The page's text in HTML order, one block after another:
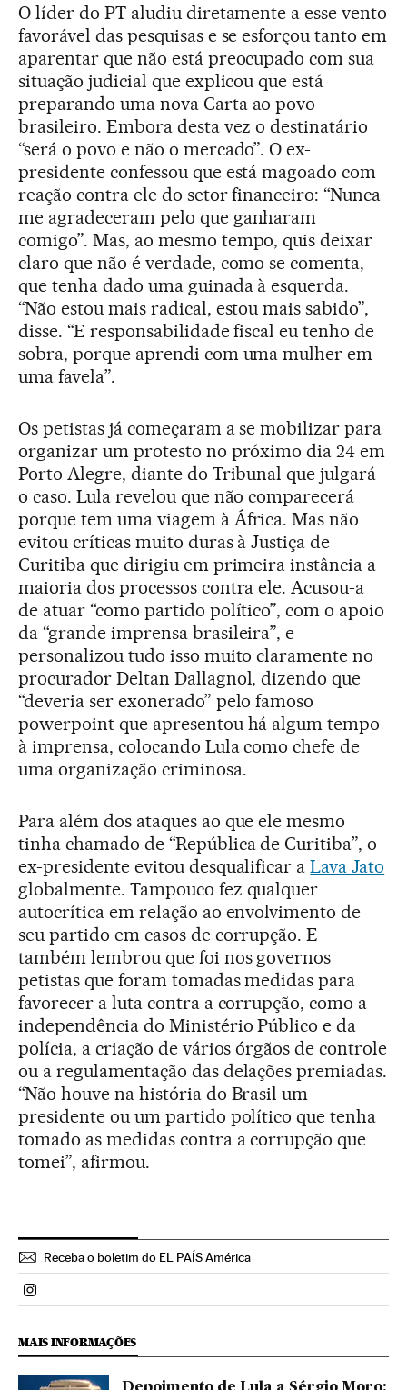
O líder do PT aludiu diretamente a esse vento
favorável das pesquisas e se esforçou tanto em
aparentar que não está preocupado com sua
situação judicial que explicou que está
preparando uma nova Carta ao povo
brasileiro. Embora desta vez o destinatário
“será o povo e não o mercado”. O ex-
presidente confessou que está magoado com
reação contra ele do setor financeiro: “Nunca
me agradeceram pelo que ganharam
comigo”. Mas, ao mesmo tempo, quis deixar
claro que não é verdade, como se comenta,
que tenha dado uma guinada à esquerda.
“Não estou mais radical, estou mais sabido”,
disse. “E responsabilidade fiscal eu tenho de
sobra, porque aprendi com uma mulher em
uma favela”.
Os petistas já começaram a se mobilizar para
organizar um protesto no próximo dia 24 em
Porto Alegre, diante do Tribunal que julgará
o caso. Lula revelou que não comparecerá
porque tem uma viagem à África. Mas não
evitou críticas muito duras à Justiça de
Curitiba que dirigiu em primeira instância a
maioria dos processos contra ele. Acusou-a
de atuar “como partido político”, com o apoio
da “grande imprensa brasileira”, e
personalizou tudo isso muito claramente no
procurador Deltan Dallagnol, dizendo que
“deveria ser exonerado” pelo famoso
powerpoint que apresentou há algum tempo
à imprensa, colocando Lula como chefe de
uma organização criminosa.
Para além dos ataques ao que ele mesmo
tinha chamado de “República de Curitiba”, o
ex-presidente evitou desqualificar aLava Jato
globalmente. Tampouco fez qualquer
autocrítica em relação ao envolvimento de
seu partido em casos de corrupção. E
também lembrou que foi nos governos
petistas que foram tomadas medidas para
favorecer a luta contra a corrupção, como a
independência do Ministério Público e da
polícia, a criação de vários órgãos de controle
ou a regulamentação das delações premiadas.
“Não houve na história do Brasil um
presidente ou um partido político que tenha
tomado as medidas contra a corrupção que
tomei”, afirmou.
Receba o boletim do EL PAÍS América
Politica El País Brasil en Instagram
MAIS INFORMAÇÕES